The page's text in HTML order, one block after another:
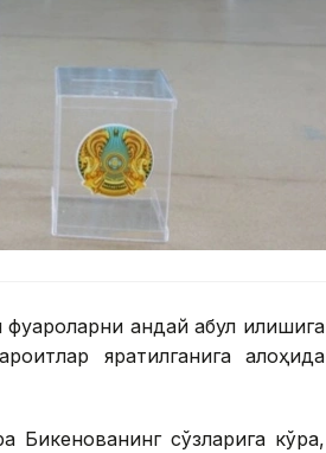
қандай қабул қилишига
яратилганига алоҳида
Бикенованинг сўзларига кўра,